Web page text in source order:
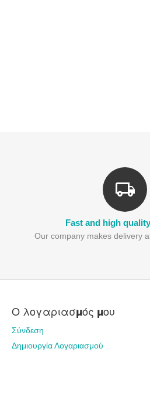
Fast and high
Our company makes delivery
Ο λογαριασμός μου
Σύνδεση
Δημιουργία Λογαριασμού